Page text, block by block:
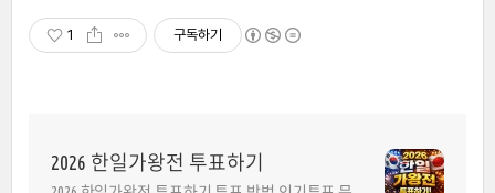
1 구독하기
2026 한일가왕전 투표하기